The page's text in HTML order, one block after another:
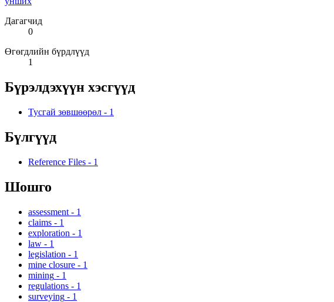
Дагагчид
0
Өгөгдлийн бүрдлүүд
1
Бүрэлдэхүүн хэсгүүд
Тусгай зөвшөөрөл - 1
Бүлгүүд
Reference Files - 1
Шошго
assessment - 1
claims - 1
exploration - 1
law - 1
legislation - 1
mine closure - 1
mining - 1
regulations - 1
surveying - 1